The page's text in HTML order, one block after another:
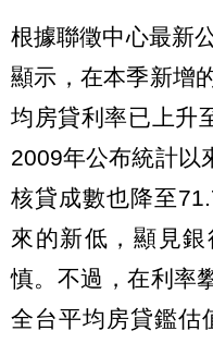
根據聯徵中心最新
顯示，在本季新增
均房貸利率已上升
2009年公布統計以
核貸成數也降至
來的新低，顯見
慎。不過，在利率
全台平均房貸鑑估